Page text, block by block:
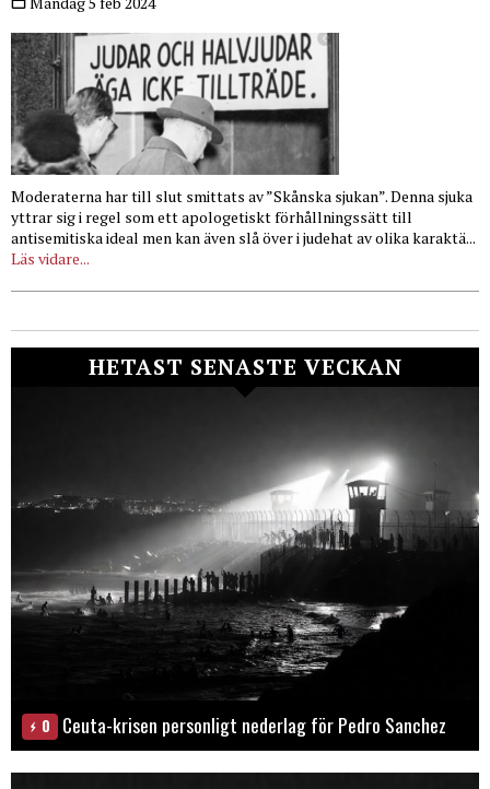
Moderaterna har till slut smittats av ”Skånska sjukan”. Denna sjuka
yttrar sig i regel som ett apologetiskt förhållningssätt till
antisemitiska ideal men kan även slå över i judehat av olika karaktä...
Läs vidare...
HETAST SENASTE VECKAN
0 Ceuta-krisen personligt nederlag för Pedro Sanchez